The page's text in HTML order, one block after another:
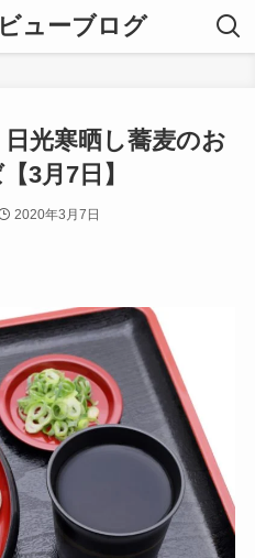
ューブログ
日光寒晒し蕎麦のお
3月7日】
2020年3月7日